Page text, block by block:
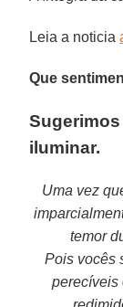
Leia a noticia
Que
iluminar.
Uma vez
temor
Pois vocês
perecíveis